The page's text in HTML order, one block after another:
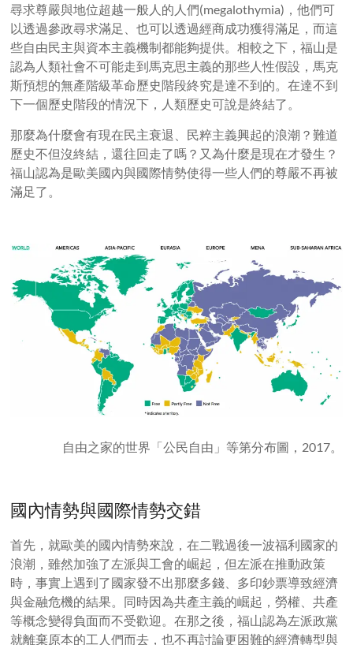
尋求尊嚴與地位超越一般人的人們(megalothymia)，他們可
以透過參政尋求滿足、也可以透過經商成功獲得滿足，而這
些自由民主與資本主義機制都能夠提供。相較之下，福山是
認為人類社會不可能走到馬克思主義的那些人性假設，馬克
斯預想的無產階級革命歷史階段終究是達不到的。在達不到
下一個歷史階段的情況下，人類歷史可說是終結了。
那麼為什麼會有現在民主衰退、民粹主義興起的浪潮？難道
歷史不但沒終結，還往回走了嗎？又為什麼是現在才發生？
福山認為是歐美國內與國際情勢使得一些人們的尊嚴不再被
滿足了。
自由之家的世界「公民自由」等第分布圖，2017。
國內情勢與國際情勢交錯
首先，就歐美的國內情勢來說，在二戰過後一波福利國家的
浪潮，雖然加強了左派與工會的崛起，但左派在推動政策
時，事實上遇到了國家發不出那麼多錢、多印鈔票導致經濟
與金融危機的結果。同時因為共產主義的崛起，勞權、共產
等概念變得負面而不受歡迎。在那之後，福山認為左派政黨
就離棄原本的工人們而去，也不再討論更困難的經濟轉型與